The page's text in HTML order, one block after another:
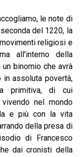
le note di
del 1220, la
religiosi e
all'interno della
binomio che avrà
assoluta povertà,
primitiva, di cui
vivendo nel mondo
e più con la vita
della presa di
di Francesco
dai cronisti della